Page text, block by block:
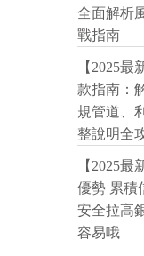
全面解析
戰指南
【2025
款指南：
規管道、
整說明全
【2025
優勢 累積
安全拉高
容易哦